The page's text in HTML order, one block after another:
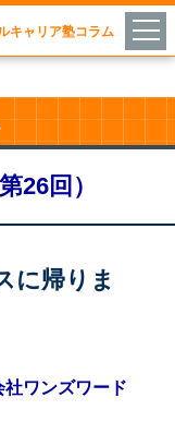
キャリア塾コラム
26回）
帰りま
ワンズワード